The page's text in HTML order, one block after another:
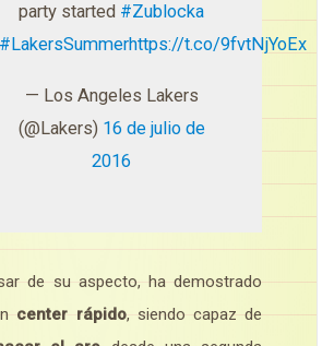
party started #Zublocka
#LakersSummerhttps://t.co/9fvtNjYoEx
— Los Angeles Lakers
(@Lakers) 16 de julio de
2016
de su aspecto, ha demostrado
center rápido, siendo capaz de